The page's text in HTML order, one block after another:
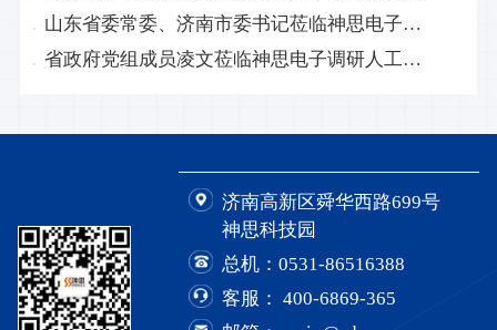
山东省委常委、济南市委书记莅临神思电子调研
省政府党组成员凌文莅临神思电子调研人工智能产业发展
济南高新区舜华西路699号
神思科技园
总机： 0531-86516388
客服： 400-6869-365